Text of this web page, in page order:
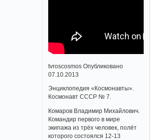
tvroscosmos Опубликовано
07.10.2013
Энциклопедия «Космонавты».
Космонавт СССР № 7.
Комаров Владимир Михайлович.
Командир первого в мире
экипажа из трёх человек, полёт
которого состоялся 12-13